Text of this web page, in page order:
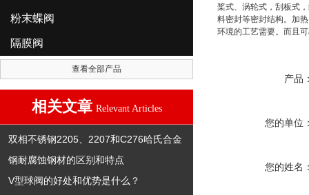
粉末蝶阀
隔膜阀
查看全部产品
相关文章 Relevant Articles
双相不锈钢2205、2207和C276哈氏合金
钢耐腐蚀钢材的区别和特点
V型球阀的好处和优势是什么？
桨式、涡轮式，刮板式
料密封等密封结构。加
环境的工艺需要。而且
产品
您的单位
您的姓名